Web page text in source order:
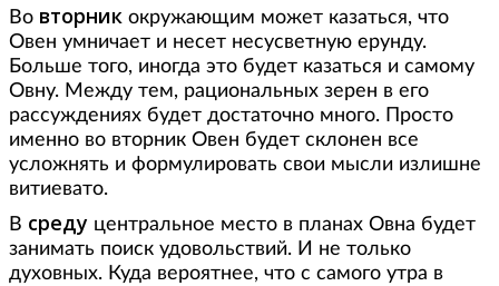
Во вторник окружающим может казаться, что
Овен умничает и несет несусветную ерунду.
Больше того, иногда это будет казаться и самому
Овну. Между тем, рациональных зерен в его
рассуждениях будет достаточно много. Просто
именно во вторник Овен будет склонен все
усложнять и формулировать свои мысли излишне
витиевато.
В среду центральное место в планах Овна будет
занимать поиск удовольствий. И не только
духовных. Куда вероятнее, что с самого утра в